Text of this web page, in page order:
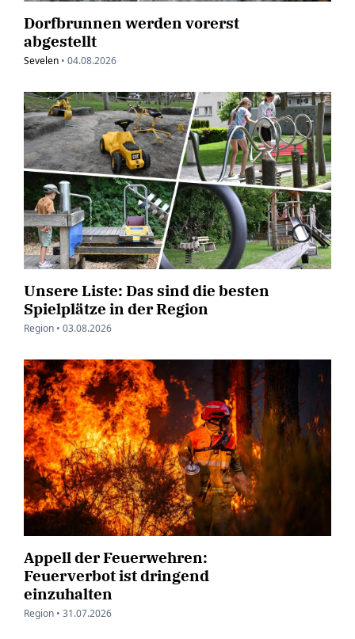
Dorfbrunnen werden vorerst
abgestellt
Sevelen • 04.08.2026
Unsere Liste: Das sind die besten
Spielplätze in der Region
Region • 03.08.2026
Appell der Feuerwehren:
Feuerverbot ist dringend
einzuhalten
Region • 31.07.2026